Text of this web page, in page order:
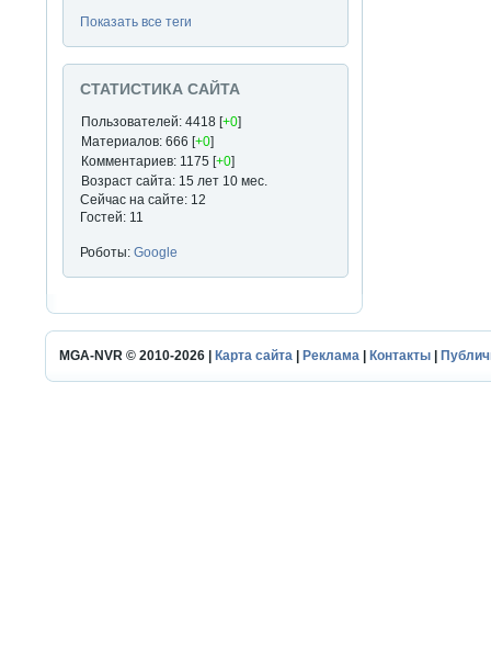
Показать все теги
СТАТИСТИКА САЙТА
Пользователей: 4418 [+0]
Материалов: 666 [+0]
Комментариев: 1175 [+0]
Возраст сайта: 15 лет 10 мес.
Сейчас на сайте: 12
Гостей: 11
Роботы:Google
MGA-NVR © 2010-2026 | Карта сайта Реклама Контакты